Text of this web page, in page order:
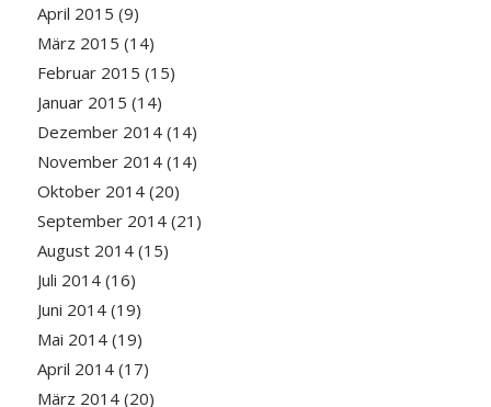
April 2015 (9)
März 2015 (14)
Februar 2015 (15)
Januar 2015 (14)
Dezember 2014(14)
November 2014(14)
Oktober 2014(20)
September 2014(21)
August 2014(15)
Juli 2014(16)
Juni 2014(19)
Mai 2014(19)
April 2014(17)
März 2014(20)